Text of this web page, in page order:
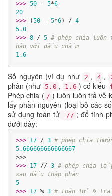
>>> 50 - 5*6
20
>>>
(50 - 5*6) / 4
5.0
>>> 8 / 5 # phép chia
hân với dấu chấm
1.6
Số nguyên (ví dụ như 2 , 4 ,
phân (như 5.0 , 1.6 ) có kiểu
Phép chia ( / ) luôn luôn trả về
lấy phần nguyên (loại bỏ các
sử dụng toán tử
// ; để tính
dưới đây:
>>> 17 / 3 # phép chia
5.666666666666667
>>>
>>> 17 // 3 # phép chia
sau dấu thập phân
5
>>> 17 % 3 # toán tử %